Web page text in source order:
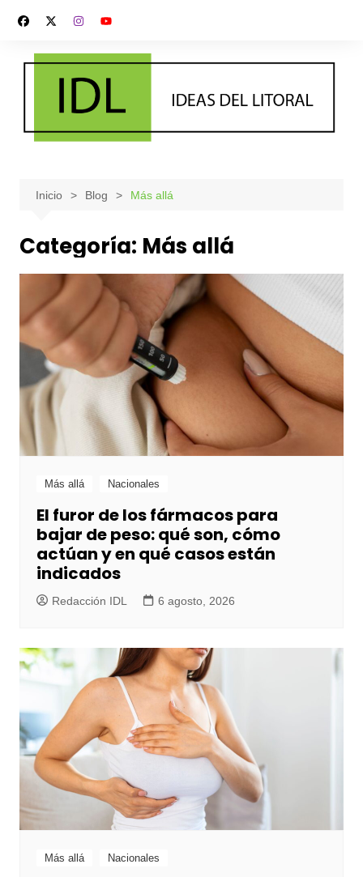
contenido
Inicio Blog Más allá
Categoría: Más allá
Más allá Nacionales
El furor de los fármacos para
bajar de peso: qué son, cómo
actúan y en qué casos están
indicados
Redacción IDL 6 agosto, 2026
Más allá Nacionales